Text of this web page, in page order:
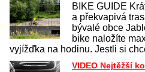
BIKE GUIDE
a překvapivá
bývalé obce
bike naložíte
vyjížďka na hodinu. Jestli si
VIDEO Nejtěžší